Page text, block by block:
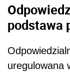
podstawa
uregulowana